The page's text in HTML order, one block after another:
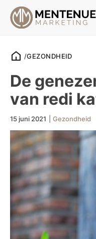
/GEZONDHEID
De
van redi
15 juni 2021 Gezondheid